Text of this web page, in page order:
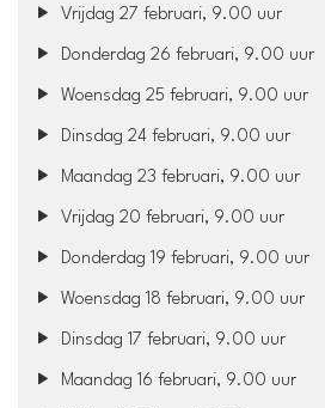
Vrijdag 27 februari, 9.00 uur
Donderdag 26 februari, 9.00 uur
Woensdag 25 februari, 9.00 uur
Dinsdag 24 februari, 9.00 uur
Maandag 23 februari, 9.00 uur
Vrijdag 20 februari, 9.00 uur
Donderdag 19 februari, 9.00 uur
Woensdag 18 februari, 9.00 uur
Dinsdag 17 februari, 9.00 uur
Maandag 16 februari, 9.00 uur